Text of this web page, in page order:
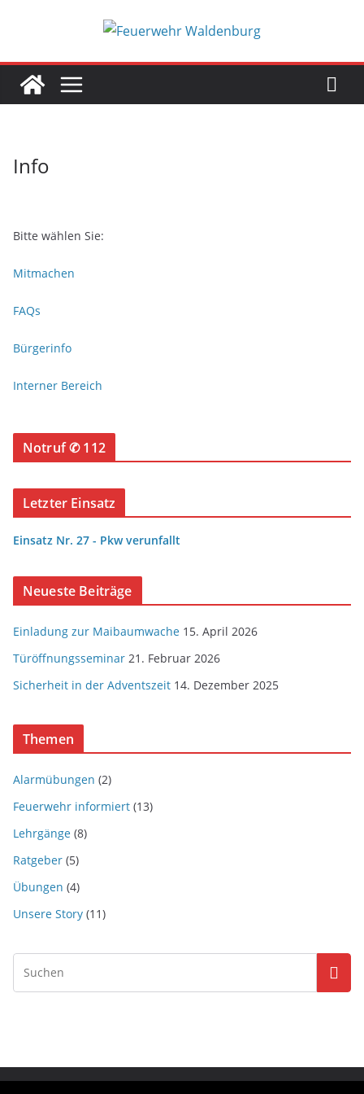
Info
Bitte wählen Sie:
Mitmachen
FAQs
Bürgerinfo
Interner Bereich
Notruf ✆ 112
Letzter Einsatz
Einsatz Nr. 27 - Pkw verunfallt
Neueste Beiträge
Einladung zur Maibaumwache 15. April 2026
Türöffnungsseminar 21. Februar 2026
Sicherheit in der Adventszeit 14. Dezember 2025
Themen
Alarmübungen (2)
Feuerwehr informiert (13)
Lehrgänge (8)
Ratgeber (5)
Übungen (4)
Unsere Story (11)